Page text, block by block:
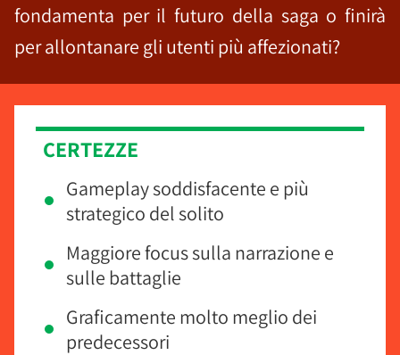
fondamenta per il futuro della saga o finirà
per allontanare gli utenti più affezionati?
CERTEZZE
Gameplay soddisfacente e più
strategico del solito
Maggiore focus sulla narrazione e
sulle battaglie
Graficamente molto meglio dei
predecessori